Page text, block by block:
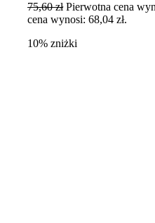
75,60zł Pierwotna cena
cena wynosi: 68,04 zł.
10% zniżki